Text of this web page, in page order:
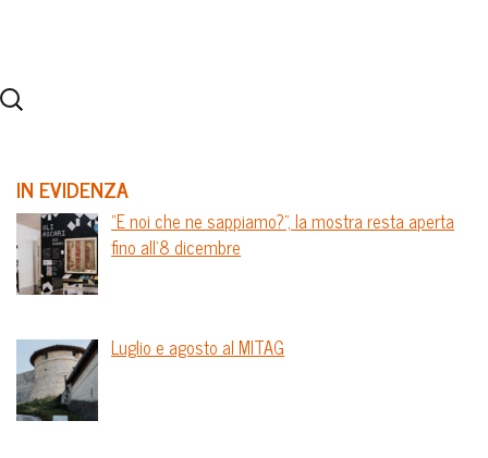
IN EVIDENZA
“E noi che ne sappiamo?”, la mostra resta aperta
fino all’8 dicembre
Luglio e agosto al MITAG